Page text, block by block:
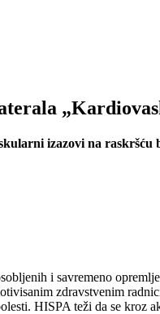
izazovi na raskršću
i savremeno
zdravstvenim
HISPA teži da se